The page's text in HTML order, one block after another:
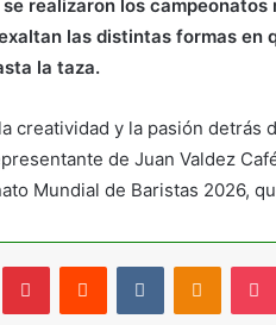
realizaron los
las distintas formas en
la taza.
creatividad y la pasión detrás
de Juan Valdez
Mundial de Baristas 2026,
PinterestReddit VKontakte